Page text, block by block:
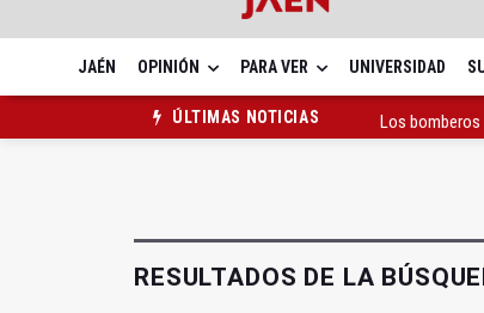
JAÉN OPINIÓN PARA VER UNIVERSIDAD
ÚLTIMAS NOTICIAS
Los
RESULTADOS DE LA